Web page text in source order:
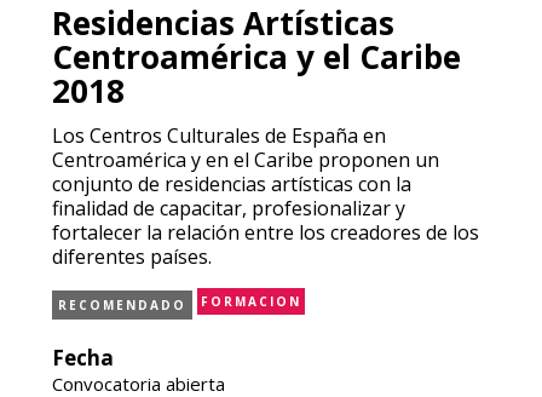
Residencias Artísticas
Centroamérica y el Caribe
2018
Los Centros Culturales de España en
Centroamérica y en el Caribe proponen un
conjunto de residencias artísticas con la
finalidad de capacitar, profesionalizar y
fortalecer la relación entre los creadores de los
diferentes países.
RECOMENDADO FORMACION
Fecha
Convocatoria abierta